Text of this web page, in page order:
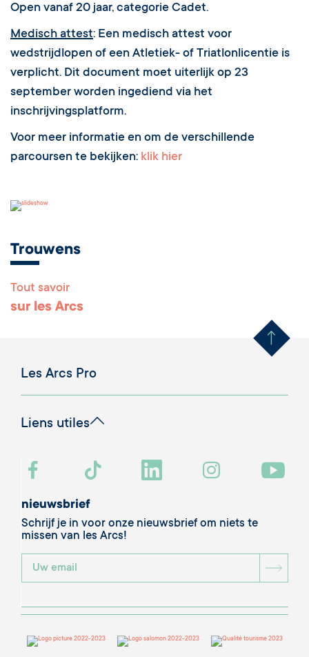
Open vanaf 20 jaar, categorie Cadet.
Medisch attest: Een medisch attest voor
wedstrijdlopen of een Atletiek- of Triatlonlicentie is
verplicht. Dit document moet uiterlijk op 23
september worden ingediend via het
inschrijvingsplatform.
Voor meer informatie en om de verschillende
parcoursen te bekijken: klik hier
Trouwens
Tout savoir
sur les Arcs Remonter
Les Arcs Pro
Liens utiles
nieuwsbrief
Schrijf je in voor onze nieuwsbrief om niets te
missen van les Arcs!